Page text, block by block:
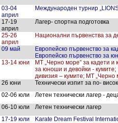
03-04
април
Международен турнир
17-19
април
Лагер- спортна подготовка
25-26
април
Национални първенства за
09 май
Европейско първенство за
Европейско първенство за
13-14 юни
МТ „Черно море” за кадети и
за юноши и девойки -
дивизия – кумите; МТ „Черно
26 юни
Технически изпит за по-
02-06 юли
Летен технически лагер -
06-10 юли
Летен технически лагер
17-19 юли
Karate Dream Festival